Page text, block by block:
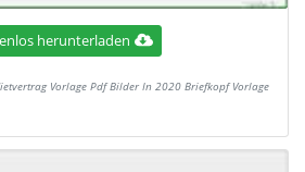
herunterladen
Vorlage Pdf Bilder In 2020 Briefkopf Vorlage